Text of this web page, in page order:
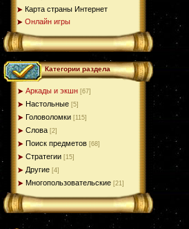
Карта страны Интернет
Онлайн игры
Категории раздела
Аркады и экшн [67]
Настольные [5]
Головоломки [115]
Слова [2]
Поиск предметов [68]
Стратегии [15]
Другие [4]
Многопользовательские [21]